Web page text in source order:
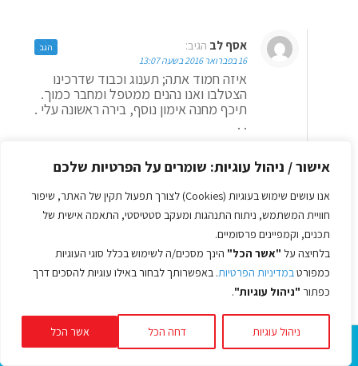
אישור / ניהול עוגיות: שומרים על הפרטיות שלכם
אנו עושים שימוש בעוגיות (Cookies) לצורך תפעול תקין של האתר, שיפור
חוויית המשתמש, ניתוח התנהגות ומעקב סטטיסטי, התאמה אישית של
תכנים, וקמפיינים פרסומיים.
בלחיצה על "אשר הכל" הינך מסכים/ה לשימוש בכלל סוגי העוגיות
כמפורטבמדיניות הפרטיות. באפשרותך לבחור באילו עוגיות להסכים דרך
כפתור "ניהול עוגיות".
ניהול עוגיות דחה הכל אשר הכל
אסף לב הגיב:
16 בפברואר 2016 בשעה 13:07
איזה חמוד אתה; תענוג וכבוד שדרכינו
הצטלבו ואנו נהנים ממטפל ומחבר כמוך.
תיכף מחנה אימון נוסף, בירה ראשונה עלי .
. .
v=FsYoXmW3YTE
הגב
תמיהגיב:
אסף היקר, הפעם התעלית על עצמך. את
הדברים החשובים שהעלית כאן, יש לקרוא
כמה פעמים: ראשית כדי לקרוא, שנית כדי
להבין, שלישית להתחיל להפנים ורביעית
כדי להתחיל וליישם. המסע העצמי למציאת